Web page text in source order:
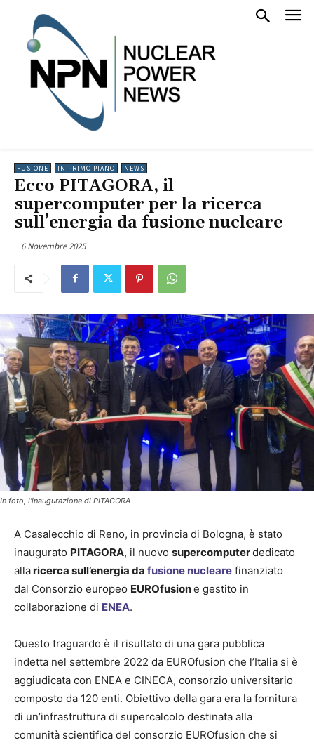
FUSIONE IN PRIMO PIANO NEWS
Ecco PITAGORA, il
supercomputer per la ricerca
sull’energia da fusione nucleare
6 Novembre 2025
In foto, l'inaugurazione di PITAGORA
A Casalecchio di Reno, in provincia di Bologna, è stato
inaugurato PITAGORA, il nuovo supercomputerdedicato
allaricerca sull’energia da fusione nucleare finanziato
dal Consorzio europeo EUROfusione gestito in
collaborazione di ENEA.
Questo traguardo è il risultato di una gara pubblica
indetta nel settembre 2022 da EUROfusion che l’Italia si è
aggiudicata con ENEA e CINECA, consorzio universitario
composto da 120 enti. Obiettivo della gara era la fornitura
di un’infrastruttura di supercalcolo destinata alla
comunità scientifica del consorzio EUROfusion che si